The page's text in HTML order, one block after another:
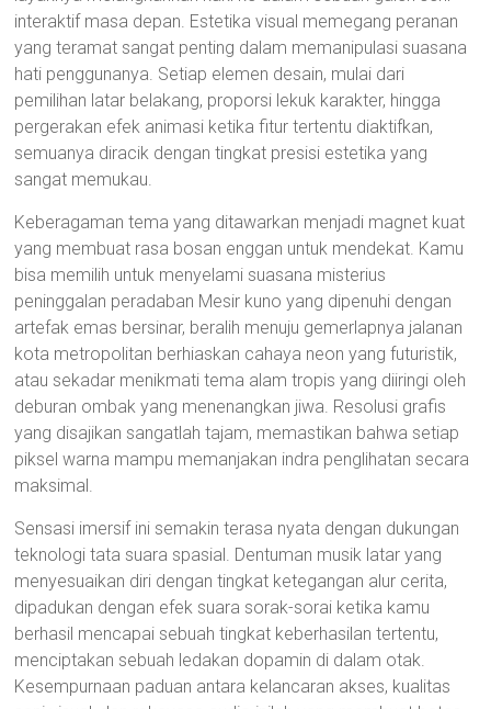
interaktif masa depan. Estetika visual memegang peranan
yang teramat sangat penting dalam memanipulasi suasana
hati penggunanya. Setiap elemen desain, mulai dari
pemilihan latar belakang, proporsi lekuk karakter, hingga
pergerakan efek animasi ketika fitur tertentu diaktifkan,
semuanya diracik dengan tingkat presisi estetika yang
sangat memukau.
Keberagaman tema yang ditawarkan menjadi magnet kuat
yang membuat rasa bosan enggan untuk mendekat. Kamu
bisa memilih untuk menyelami suasana misterius
peninggalan peradaban Mesir kuno yang dipenuhi dengan
artefak emas bersinar, beralih menuju gemerlapnya jalanan
kota metropolitan berhiaskan cahaya neon yang futuristik,
atau sekadar menikmati tema alam tropis yang diiringi oleh
deburan ombak yang menenangkan jiwa. Resolusi grafis
yang disajikan sangatlah tajam, memastikan bahwa setiap
piksel warna mampu memanjakan indra penglihatan secara
maksimal.
Sensasi imersif ini semakin terasa nyata dengan dukungan
teknologi tata suara spasial. Dentuman musik latar yang
menyesuaikan diri dengan tingkat ketegangan alur cerita,
dipadukan dengan efek suara sorak-sorai ketika kamu
berhasil mencapai sebuah tingkat keberhasilan tertentu,
menciptakan sebuah ledakan dopamin di dalam otak.
Kesempurnaan paduan antara kelancaran akses, kualitas